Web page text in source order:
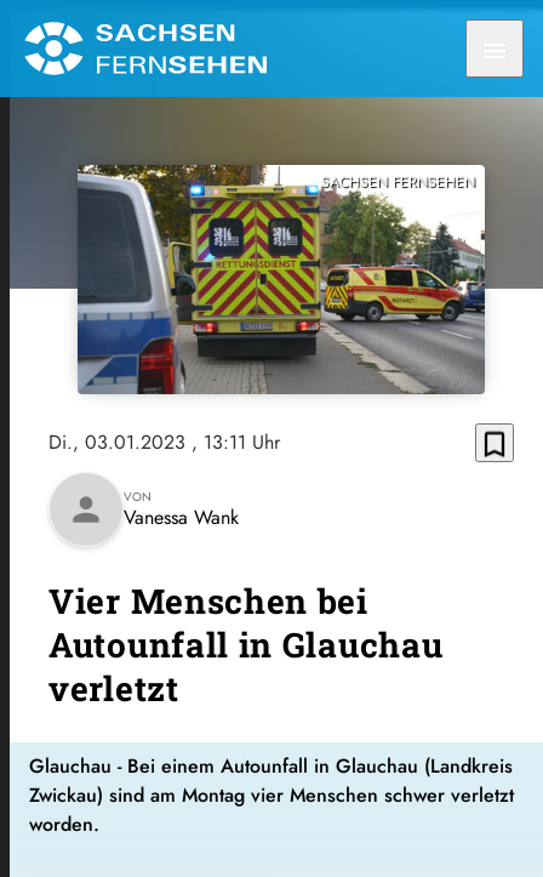
SACHSEN FERNSEHEN
Di., 03.01.2023 , 13:11 Uhr bookmark_border
person VON
Vanessa Wank
Vier Menschen bei
Autounfall in Glauchau
verletzt
Glauchau - Bei einem Autounfall in Glauchau (Landkreis
Zwickau) sind am Montag vier Menschen schwer verletzt
worden.